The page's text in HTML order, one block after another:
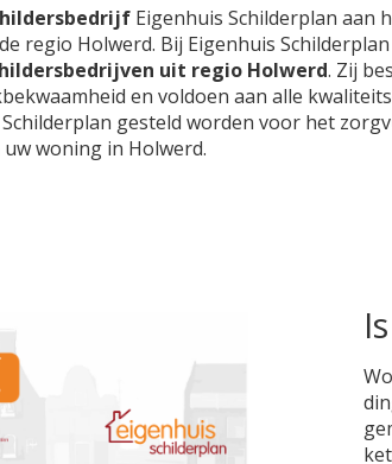
Eigenhuis Schilderplan aan
regio Holwerd. Bij Eigenhuis
uit regio Holwerd. Zij
en voldoen aan alle
gesteld worden voor het
woning in Holwerd.